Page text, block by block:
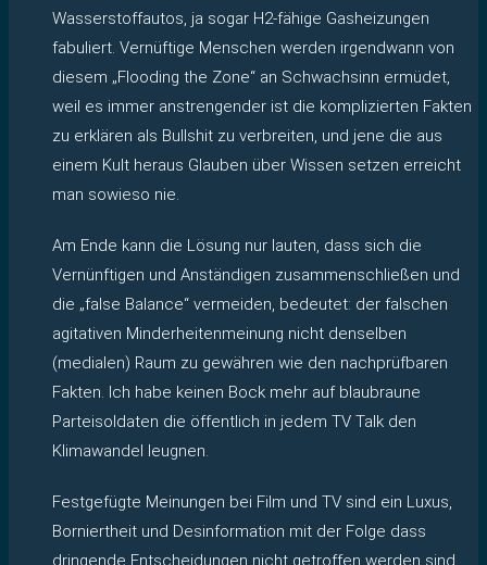
Wasserstoffautos, ja sogar H2-fähige Gasheizungen
fabuliert. Vernüftige Menschen werden irgendwann von
diesem „Flooding the Zone“ an Schwachsinn ermüdet,
weil es immer anstrengender ist die komplizierten Fakten
zu erklären als Bullshit zu verbreiten, und jene die aus
einem Kult heraus Glauben über Wissen setzen erreicht
man sowieso nie.
Am Ende kann die Lösung nur lauten, dass sich die
Vernünftigen und Anständigen zusammenschließen und
die „false Balance“ vermeiden, bedeutet: der falschen
agitativen Minderheitenmeinung nicht denselben
(medialen) Raum zu gewähren wie den nachprüfbaren
Fakten. Ich habe keinen Bock mehr auf blaubraune
Parteisoldaten die öffentlich in jedem TV Talk den
Klimawandel leugnen.
Festgefügte Meinungen bei Film und TV sind ein Luxus,
Borniertheit und Desinformation mit der Folge dass
dringende Entscheidungen nicht getroffen werden sind